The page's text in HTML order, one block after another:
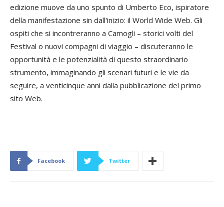
edizione muove da uno spunto di Umberto Eco, ispiratore
della manifestazione sin dall'inizio: il World Wide Web. Gli
ospiti che si incontreranno a Camogli – storici volti del
Festival o nuovi compagni di viaggio – discuteranno le
opportunità e le potenzialità di questo straordinario
strumento, immaginando gli scenari futuri e le vie da
seguire, a venticinque anni dalla pubblicazione del primo
sito Web.
Facebook Twitter